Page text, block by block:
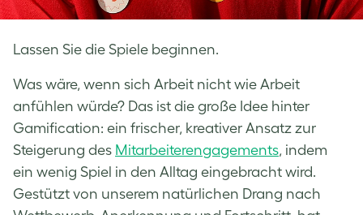
Lassen Sie die Spiele beginnen.
Was wäre, wenn sich Arbeit nicht wie Arbeit
anfühlen würde? Das ist die große Idee hinter
Gamification: ein frischer, kreativer Ansatz zur
Steigerung des Mitarbeiterengagements, indem
ein wenig Spiel in den Alltag eingebracht wird.
Gestützt von unserem natürlichen Drang nach